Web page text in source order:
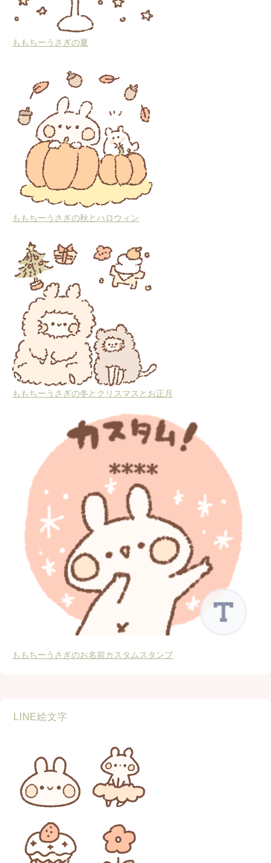
ももちーうさぎの夏
ももちーうさぎの秋とハロウィン
ももちーうさぎの冬とクリスマスとお正月
ももちーうさぎのお名前カスタムスタンプ
LINE絵文字